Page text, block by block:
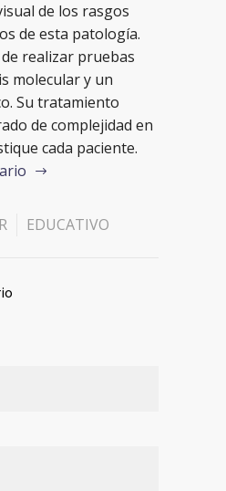
de los rasgos
de esta patología.
realizar pruebas
molecular y un
Su tratamiento
de complejidad en
cada paciente.
EDUCATIVO